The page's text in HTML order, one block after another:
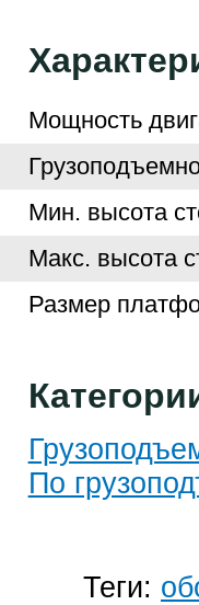
Мощность
Мин. высота
Макс. высота
Размер
По
Теги: